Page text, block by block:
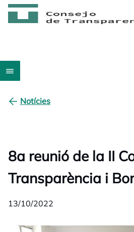
Notícies
8a reunió de la II
Transparència i
13/10/2022